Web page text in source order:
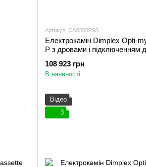
Артикул: CAS500PSS
Електрокамін Dimplex Opti-
P з дровами і підключенням
108 923 грн
В наявності
Відео
3